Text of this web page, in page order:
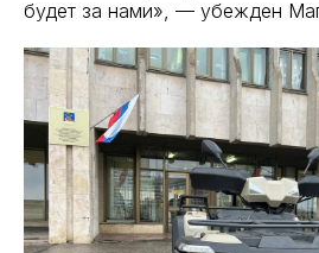
будет за нами», — убежден